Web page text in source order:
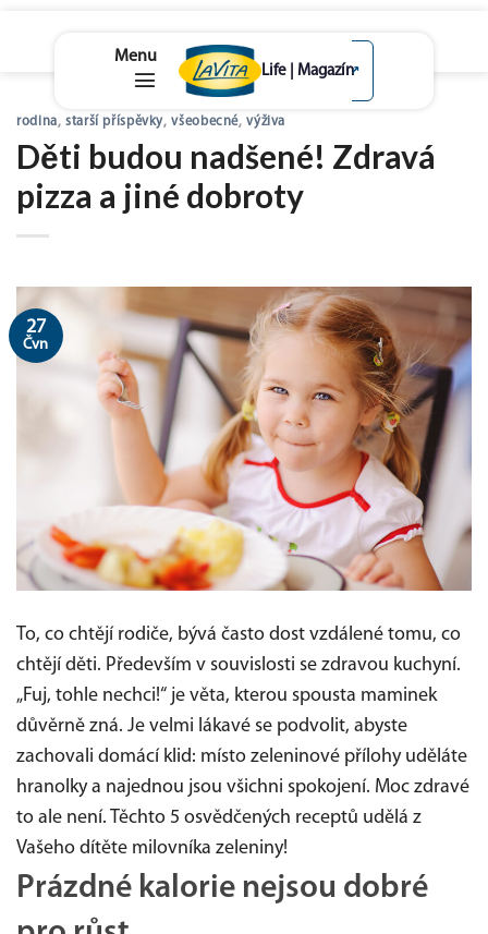
content
lavita.cz
↗
rodina,starší příspěvky,všeobecné,výživa
Děti budou nadšené! Zdravá
pizza a jiné dobroty
27
Čvn
To, co chtějí rodiče, bývá často dost vzdálené tomu, co
chtějí děti. Především v souvislosti se zdravou kuchyní.
„Fuj, tohle nechci!“ je věta, kterou spousta maminek
důvěrně zná. Je velmi lákavé se podvolit, abyste
zachovali domácí klid: místo zeleninové přílohy uděláte
hranolky a najednou jsou všichni spokojení. Moc zdravé
to ale není. Těchto 5 osvědčených receptů udělá z
Vašeho dítěte milovníka zeleniny!
Prázdné kalorie nejsou dobré